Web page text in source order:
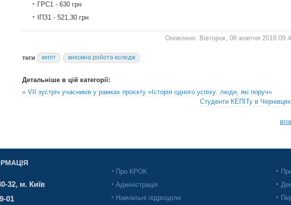
ГРС1 - 630 грн
ІПЗ1 - 521,30 грн
Оновлено: Вівторок, 08 жовтня 2019
теги кепіт виховна робота коледж
Детальніше в цій категорії:
« VII зустріч учасників у рамках проєкту «Історія одного успіху: люди, які поруч»
Студенти КЕПІТу в
32, м. Київ
01
Про КРОК
Адміністрація
Навчальні підрозділи